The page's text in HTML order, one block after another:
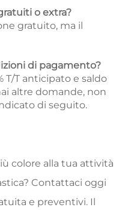
o extra?
gratuito, ma il
di pagamento?
T/T anticipato e saldo
altre domande, non
di seguito.
colore alla tua attività
Contattaci oggi
e preventivi. Il